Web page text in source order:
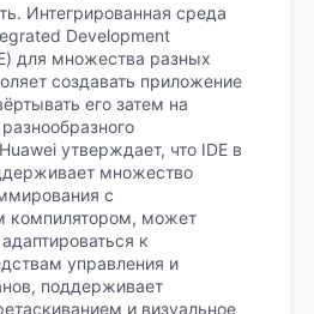
Интегрированная среда
Development
для множества разных
создавать приложение
его затем на
утверждает, что IDE в
множество
с
компилятором, может
к
управления и
поддерживает
и визуальное